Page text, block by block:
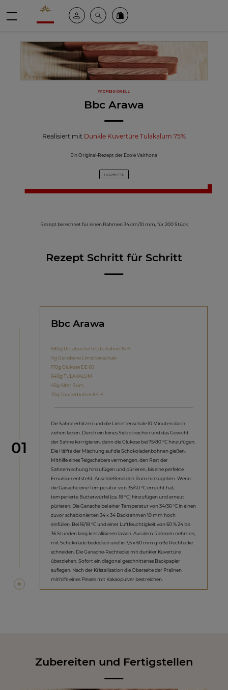
Valrhona - Imaginons le meilleur du chocolat
Mein kontoSuche Valrhona Collection
PROFESSIONELL
Bbc Arawa
Realisiert mit Dunkle Kuvertüre Tulakalum 75%
Ein Original-Rezept der École Valrhona
1 SCHRITTE
Rezept berechnet für einen Rahmen 34 cm/10 mm, für 200 Stück
Rezept Schritt für Schritt
Schritt
01
Bbc Arawa
580g Ultrahocherhitzte Sahne 35 %
4g Geriebene Limettenschale
170g Glukose DE 60
640g TULAKALUM
45g Alter Rum
70g Tourierbutter 84 %
Die Sahne erhitzen und die Limettenschale 10 Minuten darin
ziehen lassen. Durch ein feines Sieb streichen und das Gewicht
der Sahne korrigieren, dann die Glukose bei 75/80 °C hinzufügen.
Die Hälfte der Mischung auf die Schokoladenbohnen gießen.
Mithilfe eines Teigschabers vermengen, den Rest der
Sahnemischung hinzufügen und pürieren, bis eine perfekte
Emulsion entsteht. Anschließend den Rum hinzugeben. Wenn
die Ganache eine Temperatur von 35/40 °C erreicht hat,
temperierte Butterwürfel (ca. 18 °C) hinzufügen und erneut
pürieren. Die Ganache bei einer Temperatur von 34/36 °C in einen
zuvor schablonierten 34 x 34 Backrahmen 10 mm hoch
einfüllen. Bei 16/18 °C und einer Luftfeuchtigkeit von 60 % 24 bis
36 Stunden lang kristallisieren lassen. Aus dem Rahmen nehmen,
mit Schokolade bedecken und in 7,5 x 60 mm große Rechtecke
schneiden. Die Ganache-Rechtecke mit dunkler Kuvertüre
überziehen. Sofort ein diagonal geschnittenes Backpapier
auflegen. Nach der Kristallisation die Oberseite der Pralinen
mithilfe eines Pinsels mit Kakaopulver bestreichen.
Zubereiten und Fertigstellen